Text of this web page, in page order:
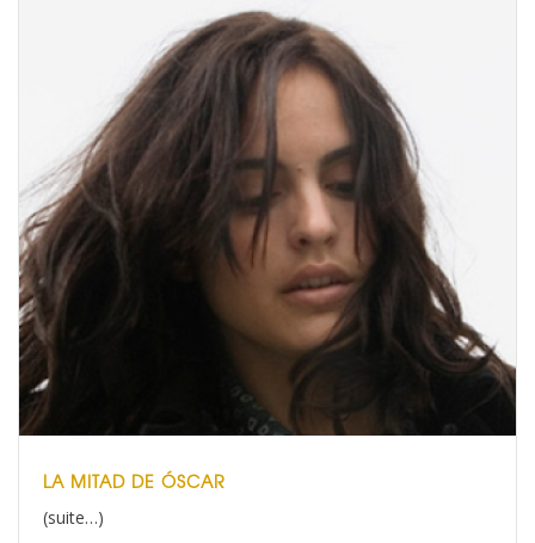
LA MITAD DE ÓSCAR
(suite…)